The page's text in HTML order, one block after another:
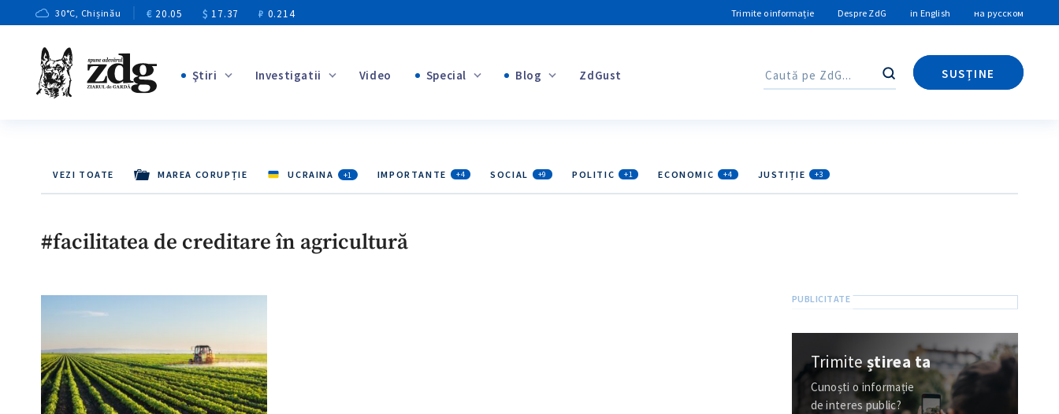
30°C, Chișinău € 20.05 $ 17.37 ₽ 0.214 Trimite o informație Despre ZdG in English на русском
Ştiri Investigatii Video Special Blog ZdGust Caută
SUSȚINE
Caută
VEZI TOATE MAREA CORUPȚIE UCRAINA +1 IMPORTANTE +4 SOCIAL +9 POLITIC +1 ECONOMIC +4 JUSTIȚIE +3
#facilitatea de creditare în agricultură
Trimiteștirea ta
Cunoști o informație
de interes public?